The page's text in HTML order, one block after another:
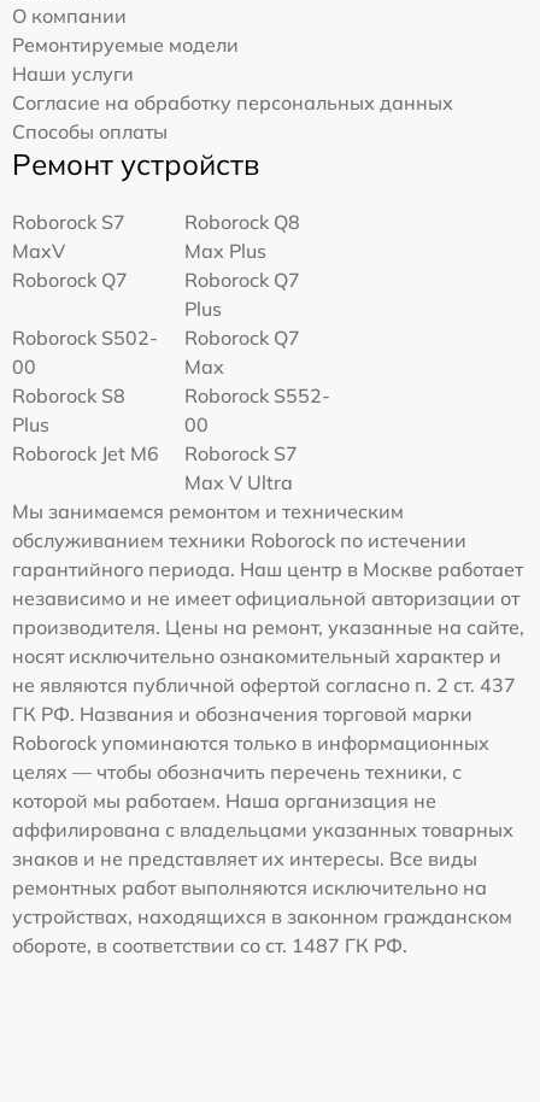
О компании
Ремонтируемые модели
Наши услуги
Согласие на обработку персональных данных
Способы оплаты
Ремонт устройств
Roborock S7
MaxV
Roborock Q8
Max Plus
Roborock Q7
Roborock Q7
Plus
Roborock S502-
00
Roborock Q7
Max
Roborock S8
Plus
Roborock S552-
00
Roborock Jet M6
Roborock S7
Max V Ultra
Мы занимаемся ремонтом и техническим
обслуживанием техники Roborock по истечении
гарантийного периода. Наш центр в Москве работает
независимо и не имеет официальной авторизации от
производителя. Цены на ремонт, указанные на сайте,
носят исключительно ознакомительный характер и
не являются публичной офертой согласно п. 2 ст. 437
ГК РФ. Названия и обозначения торговой марки
Roborock упоминаются только в информационных
целях — чтобы обозначить перечень техники, с
которой мы работаем. Наша организация не
аффилирована с владельцами указанных товарных
знаков и не представляет их интересы. Все виды
ремонтных работ выполняются исключительно на
устройствах, находящихся в законном гражданском
обороте, в соответствии со ст. 1487 ГК РФ.